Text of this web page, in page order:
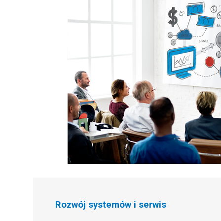
Rozwój systemów i serwis